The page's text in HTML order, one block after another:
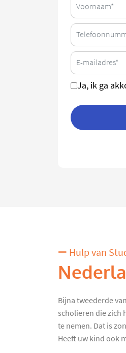
Ja, ik ga
Hulp van
Bijna tweederde
scholieren die zich
te nemen. Dat is
Heeft uw kind ook